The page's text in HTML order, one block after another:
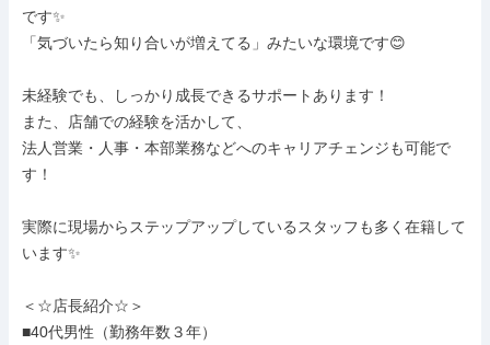
です✨
「気づいたら知り合いが増えてる」みたいな環境です😊
未経験でも、しっかり成長できるサポートあります！
また、店舗での経験を活かして、
法人営業・人事・本部業務などへのキャリアチェンジも可能で
す！
実際に現場からステップアップしているスタッフも多く在籍して
います✨
＜☆店長紹介☆＞
■40代男性（勤務年数３年）